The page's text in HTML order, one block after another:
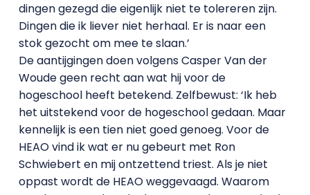
dingen gezegd die eigenlijk niet te tolereren zijn.
Dingen die ik liever niet herhaal. Er is naar een
stok gezocht om mee te slaan.’
De aantijgingen doen volgens Casper Van der
Woude geen recht aan wat hij voor de
hogeschool heeft betekend. Zelfbewust: ‘Ik heb
het uitstekend voor de hogeschool gedaan. Maar
kennelijk is een tien niet goed genoeg. Voor de
HEAO vind ik wat er nu gebeurt met Ron
Schwiebert en mij ontzettend triest. Als je niet
oppast wordt de HEAO weggevaagd. Waarom